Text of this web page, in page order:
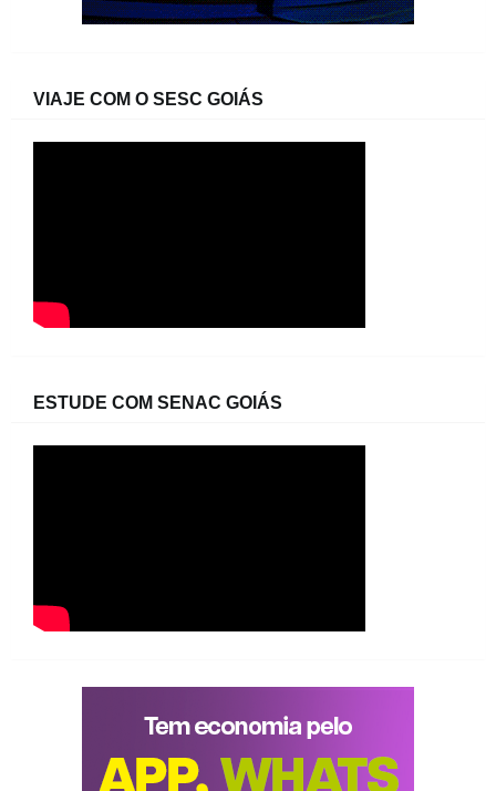
VIAJE COM O SESC GOIÁS
ESTUDE COM SENAC GOIÁS